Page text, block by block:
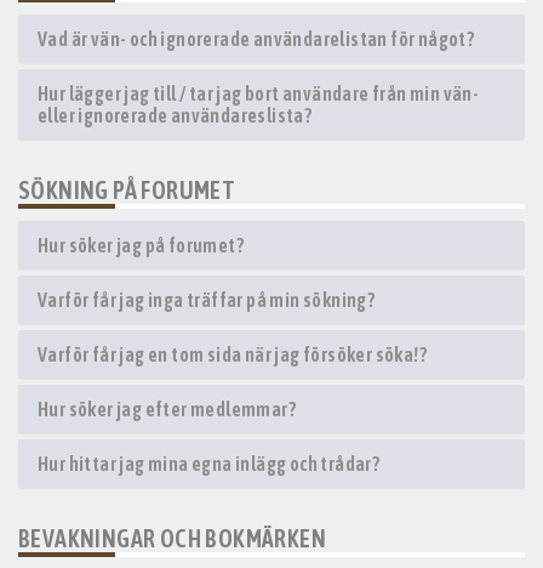
Vad är vän- och ignorerade användarelistan för något?
Hur lägger jag till / tar jag bort användare från min vän-
eller ignorerade användareslista?
SÖKNING PÅ FORUMET
Hur söker jag på forumet?
Varför får jag inga träffar på min sökning?
Varför får jag en tom sida när jag försöker söka!?
Hur söker jag efter medlemmar?
Hur hittar jag mina egna inlägg och trådar?
BEVAKNINGAR OCH BOKMÄRKEN